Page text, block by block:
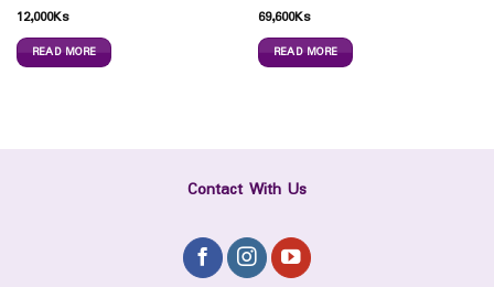
12,000Ks
READ MORE
69,600Ks
READ MORE
Contact With Us